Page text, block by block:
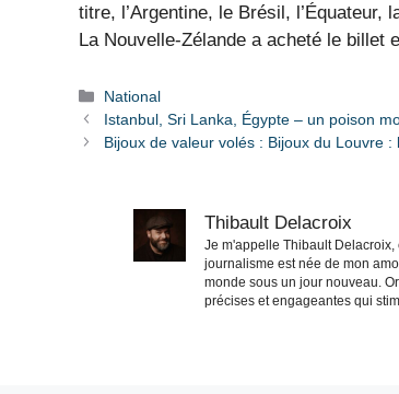
titre, l’Argentine, le Brésil, l’Équateur,
La Nouvelle-Zélande a acheté le billet
Catégories
National
Istanbul, Sri Lanka, Égypte – un poison
Bijoux de valeur volés : Bijoux du Louvre
Thibault Delacroix
Je m'appelle Thibault
journalisme est née de mon
monde sous un jour nouveau.
précises et engageantes qui